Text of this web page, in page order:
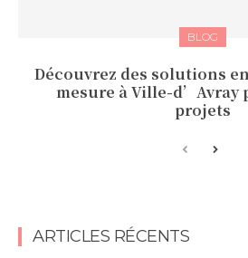
BLOG
Découvrez des solutions
mesure à Ville-d’Avray
projets
ARTICLES RÉCENTS